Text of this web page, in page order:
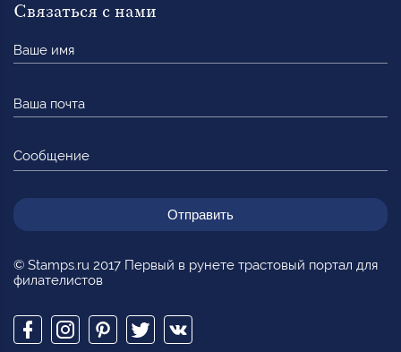
© Stamps.ru 2017 Первый в рунете трастовый портал для
филателистов
Связаться с нами
имя
почта
Сообщение